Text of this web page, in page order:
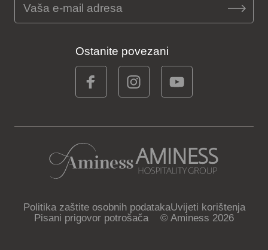
Ostanite povezani
Politika zaštite osobnih podatakaUvijeti korištenja
Pisani prigovor potrošača
© Aminess 2026